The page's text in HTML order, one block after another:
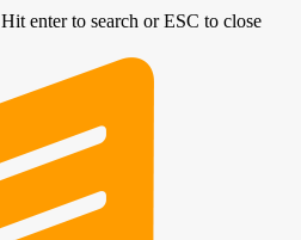
Hit enter to search or ESC to close